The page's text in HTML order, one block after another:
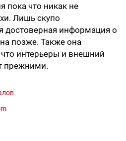
пока что никак не
Лишь скупо
достоверная информация о
позже. Также она
интерьеры и внешний
прежними.